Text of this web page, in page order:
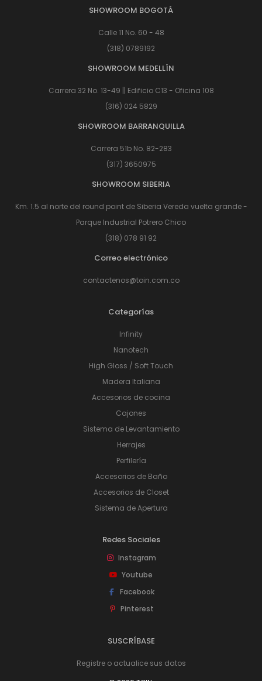
SHOWROOM BOGOTÁ
Calle 11 No. 60 - 48
(318) 0789192
SHOWROOM MEDELLÍN
Carrera 32 No. 13-49 || Edificio C13 - Oficina 108
(316) 024 5829
SHOWROOM BARRANQUILLA
Carrera 51b No. 82-283
(317) 3650975
SHOWROOM SIBERIA
Km. 1.5 al norte del round point de Siberia Vereda vuelta grande -
Parque Industrial Potrero Chico
(318) 078 91 92
Correo electrónico
contactenos@toin.com.co
Categorías
Infinity
Nanotech
High Gloss / Soft Touch
Madera Italiana
Accesorios de cocina
Cajones
Sistema de Levantamiento
Herrajes
Perfilería
Accesorios de Baño
Accesorios de Closet
Sistema de Apertura
Redes Sociales
Instagram
Youtube
Facebook
Pinterest
SUSCRÍBASE
Registre o actualice sus datos